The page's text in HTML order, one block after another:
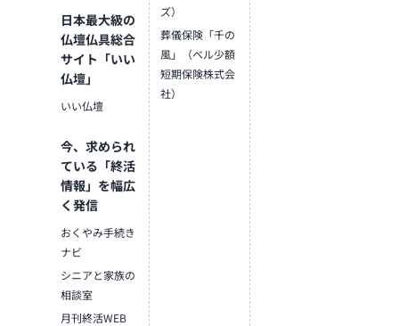
日本最大級の
仏壇仏具総合
サイト「いい
仏壇」
いい仏壇
今、求められ
ている「終活
情報」を幅広
く発信
おくやみ手続き
ナビ
シニアと家族の
相談室
月刊終活WEB
ズ）
葬儀保険「千の
風」（ベル少額
短期保険株式会
社）